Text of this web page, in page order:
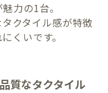
力の1台。
クタイル感が特徴
くいです。
質なタクタイル